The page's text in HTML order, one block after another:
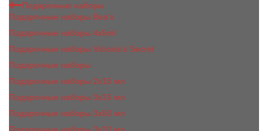
Подарочные наборы
Подарочные наборы Bea's
Подарочные наборы 4х5ml
Подарочные наборы Victoria's Secret
Подарочные наборы
Подарочные наборы 2x15 мл
Подарочные наборы 3х15 мл
Подарочные наборы 3x50 мл